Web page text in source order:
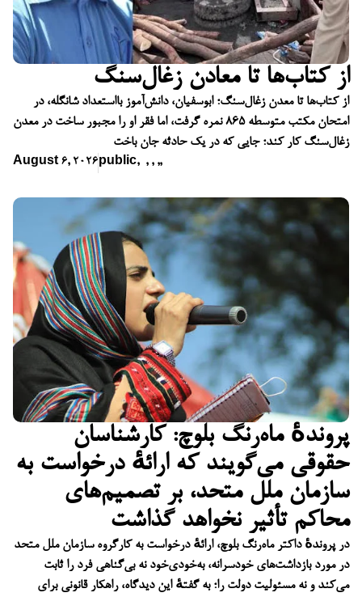
از کتاب‌ها تا معادن زغال‌سنگ
از کتاب‌ها تا معدن زغال‌سنگ؛ ابوسفیان، دانش‌آموز بااستعداد شانگله، در
امتحان مکتب متوسطه ۸۶۵ نمره گرفت، اما فقر او را مجبور ساخت در معدن
زغال‌سنگ کار کند؛ جایی که در یک حادثه جان باخت
August 6, 2026 public, ,,,,
پروندهٔ ماه‌رنگ بلوچ: کارشناسان
حقوقی می‌گویند که ارائهٔ درخواست به
سازمان ملل متحد، بر تصمیم‌های
محاکم تأثیر نخواهد گذاشت
در پروندهٔ داکتر ماه‌رنگ بلوچ، ارائهٔ درخواست به کارگروه سازمان ملل متحد
در مورد بازداشت‌های خودسرانه، به‌خودی‌خود نه بی‌گناهی فرد را ثابت
می‌کند و نه مسئولیت دولت را؛ به گفتهٔ این دیدگاه، راهکار قانونی برای